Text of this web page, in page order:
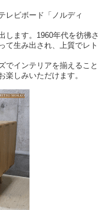
レビボード「ノルディ
します。1960年代を彷彿さ
て生み出され、上質でレト
でインテリアを揃えること
しみいただけます。